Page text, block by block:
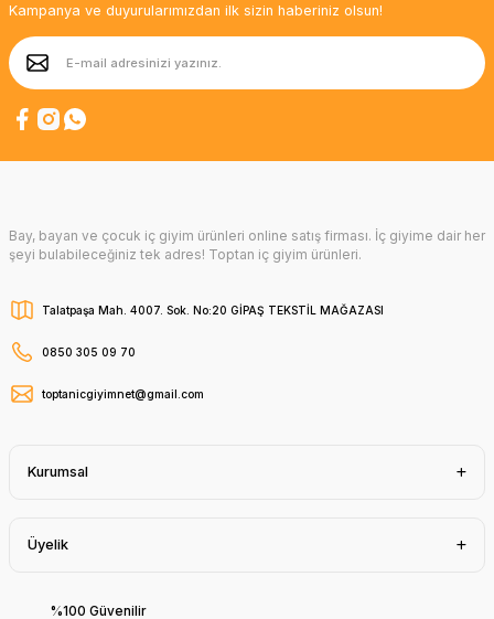
Kampanya ve duyurularımızdan ilk sizin haberiniz olsun!
Bay, bayan ve çocuk iç giyim ürünleri online satış firması. İç giyime dair her
şeyi bulabileceğiniz tek adres! Toptan iç giyim ürünleri.
Talatpaşa Mah. 4007. Sok. No:20 GİPAŞ TEKSTİL MAĞAZASI
0850 305 09 70
toptanicgiyimnet@gmail.com
Kurumsal
Üyelik
%100 Güvenilir